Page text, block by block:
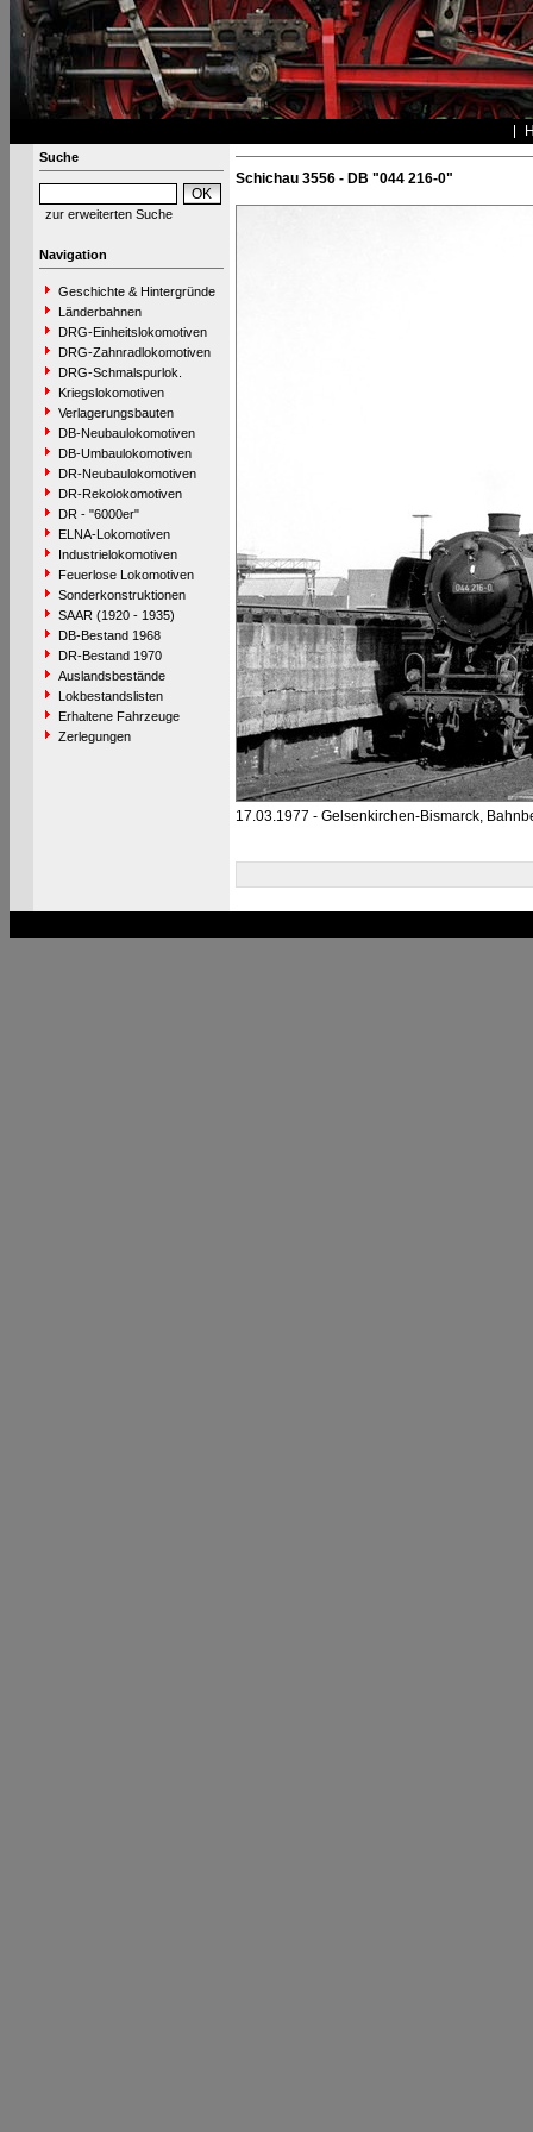
Suche
zur erweiterten Suche
Navigation
Geschichte & Hintergründe
Länderbahnen
DRG-Einheitslokomotiven
DRG-Zahnradlokomotiven
DRG-Schmalspurlok.
Kriegslokomotiven
Verlagerungsbauten
DB-Neubaulokomotiven
DB-Umbaulokomotiven
DR-Neubaulokomotiven
DR-Rekolokomotiven
DR - "6000er"
ELNA-Lokomotiven
Industrielokomotiven
Feuerlose Lokomotiven
Sonderkonstruktionen
SAAR (1920 - 1935)
DB-Bestand 1968
DR-Bestand 1970
Auslandsbestände
Lokbestandslisten
Erhaltene Fahrzeuge
Zerlegungen
Schichau 3556 - DB "044 216-0"
17.03.1977 - Gelsenkirchen-Bismarck,